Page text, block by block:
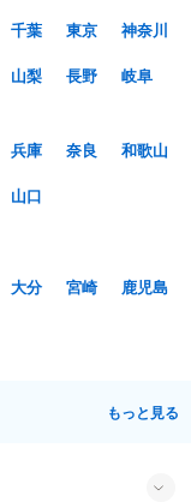
千葉 東京
神奈川
山梨 長野
岐阜
兵庫 奈良
和歌山
山口
大分 宮崎
鹿児島
もっと見る